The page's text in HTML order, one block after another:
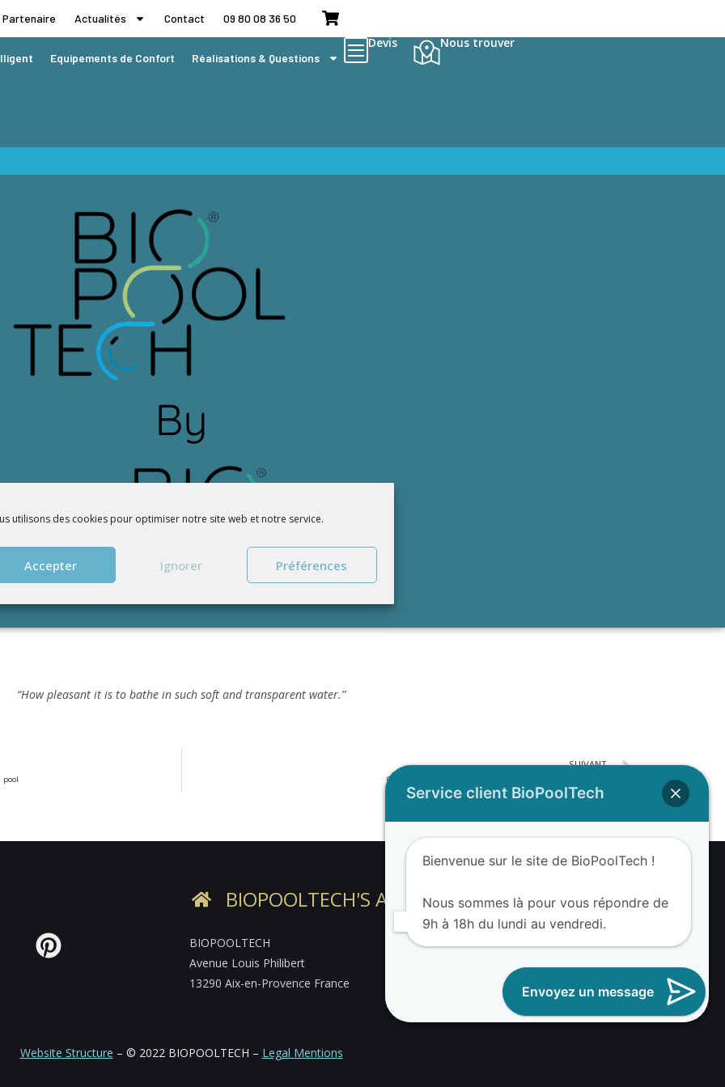
utilisons des cookies pour optimiser notre site web et notre service.
Accepter Ignorer Préférences
Partenaire Actualités Contact 09 80 08 36 50
Equipements de Confort Réalisations & Questions
Devis Nous trouver
“How pleasant it is to bathe in such soft and transparent water.”
pool
SUIVANT
Opinion of Cyril RC. on his BIOPOOLTECH swimming pool
BIOPOOLTECH'S ADDRESS
BIOPOOLTECH
Avenue Louis Philibert
13290 Aix-en-Provence France
Website Structure – © 2022 BIOPOOLTECH – Legal Mentions
Service client BioPoolTech
Bienvenue sur le site de BioPoolTech !
Nous sommes là pour vous répondre de
9h à 18h du lundi au vendredi.
Envoyez un message